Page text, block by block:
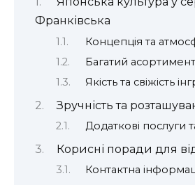
Франківська
Концепція та
Багатий
Якість та свіжість
Зручність та
Додаткові послуги
Корисні поради для
Контактна